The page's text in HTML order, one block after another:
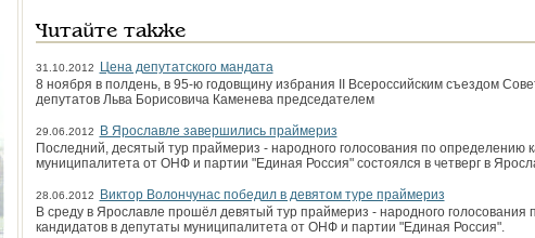
Читайте также
31.10.2012
Цена депутатского мандата
8 ноября в полдень, в 95-ю годовщину избрания II Всероссийским съездом
депутатов Льва Борисовича Каменева председателем
29.06.2012
В Ярославле завершились праймериз
Последний, десятый тур праймериз - народного голосования по определению
муниципалитета от ОНФ и партии "Единая Россия" состоялся в четверг в
28.06.2012
Виктор Волончунас победил в девятом туре праймериз
В среду в Ярославле прошёл девятый тур праймериз - народного голосования
кандидатов в депутаты муниципалитета от ОНФ и партии "Единая Россия".